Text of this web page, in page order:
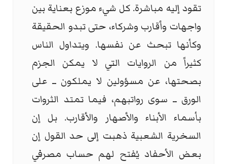
تقود إليه مباشرة. كل شيء موزع بعناية بين
واجهات وأقارب وشركاء، حتى تبدو الحقيقة
وكأنها تبحث عن نفسها. ويتداول الناس
كثيراً من الروايات التي لا يمكن الجزم
بصحتها، عن مسؤولين لا يملكون ــ على
الورق ــ سوى رواتبهم، فيما تمتد الثروات
بأسماء الأبناء والأصهار والأقارب. بل إن
السخرية الشعبية ذهبت إلى حد القول إن
بعض الأحفاد يُفتح لهم حساب مصرفي